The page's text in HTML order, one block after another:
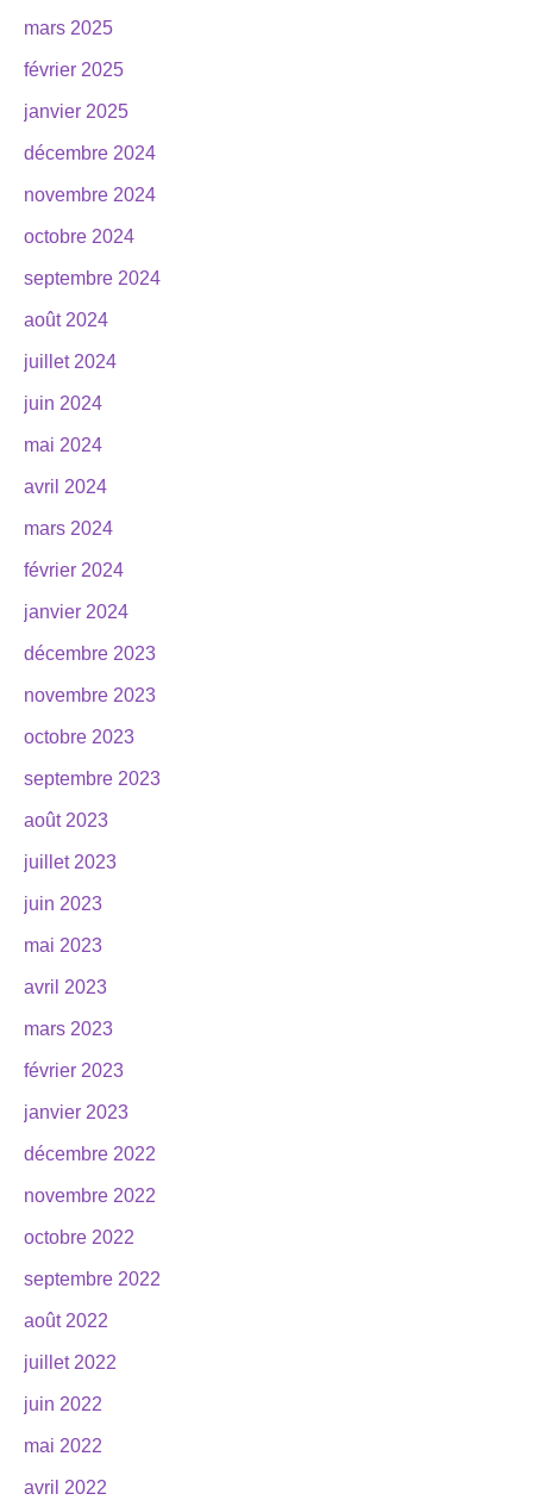
mars 2025
février 2025
janvier 2025
décembre 2024
novembre 2024
octobre 2024
septembre 2024
août 2024
juillet 2024
juin 2024
mai 2024
avril 2024
mars 2024
février 2024
janvier 2024
décembre 2023
novembre 2023
octobre 2023
septembre 2023
août 2023
juillet 2023
juin 2023
mai 2023
avril 2023
mars 2023
février 2023
janvier 2023
décembre 2022
novembre 2022
octobre 2022
septembre 2022
août 2022
juillet 2022
juin 2022
mai 2022
avril 2022